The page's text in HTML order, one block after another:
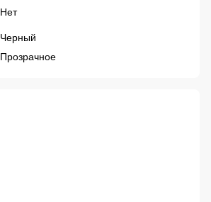
Нет
Черный
Прозрачное